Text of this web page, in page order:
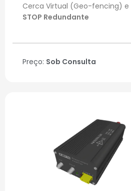
Cerca Virtual (Geo-fencing) e
STOP Redundante
Preço: Sob Consulta